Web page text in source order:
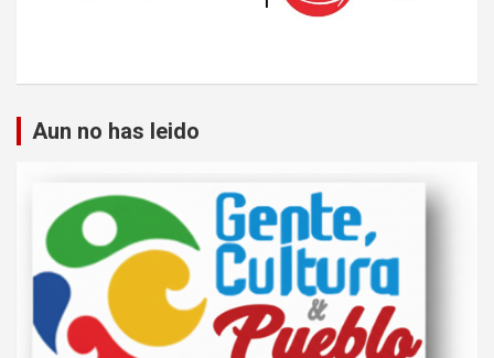
Aun no has leido